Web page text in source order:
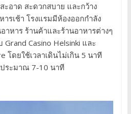
อาด สะดวกสบาย และกว้าง
รเช้า โรงแรมมีห้องออกกำลัง
าหาร ร้านค้าและร้านอาหารต่างๆ
Casino Helsinki และ
โดยใช้เวลาเดินไม่เกิน 5 นาที
ระมาณ 7-10 นาที